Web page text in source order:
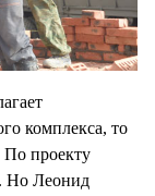
комплекса, то
По проекту
Но Леонид